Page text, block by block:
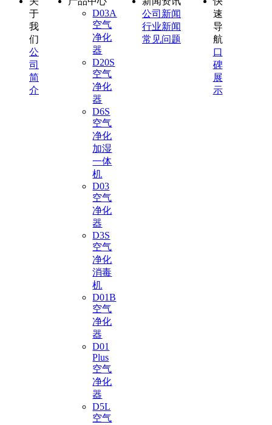
于
我
们
公
司
简
介
D03A
空气
净化
器
D20S
空气
净化
器
D6S
空气
净化
加湿
一体
机
D03
空气
净化
器
D3S
空气
净化
消毒
机
D01B
空气
净化
器
D01
Plus
空气
净化
器
D5L
空气
公司新闻
行业新闻
常见问题
速
导
航
口
碑
展
示